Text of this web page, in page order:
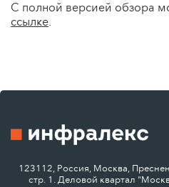
С полной версией обзора
ссылке.
123112, Россия, Москва,
стр. 1. Деловой квартал